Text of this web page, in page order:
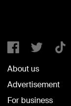
About us
Advertisement
For business